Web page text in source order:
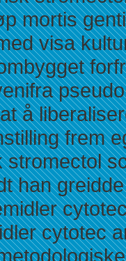
mortis
visa
å
frem
han
cytotec